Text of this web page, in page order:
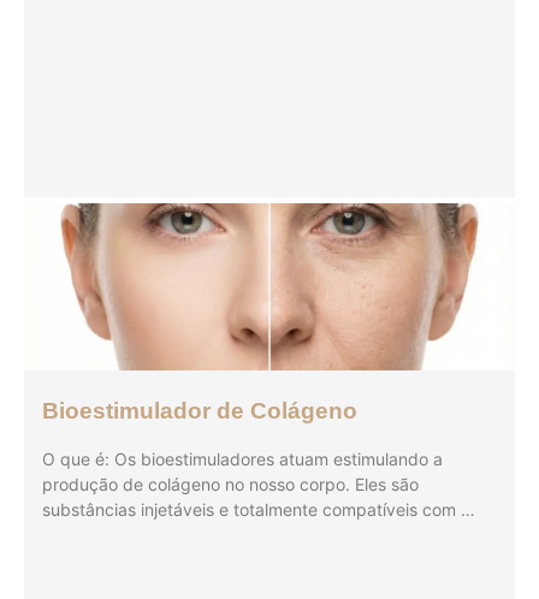
Bioestimulador de Colágeno
O que é: Os bioestimuladores atuam estimulando a
produção de colágeno no nosso corpo. Eles são
substâncias injetáveis e totalmente compatíveis com …